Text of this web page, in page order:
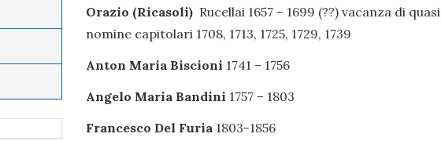
Orazio (Ricasoli)Rucellai 1657 – 1699 (??) vacanza di
nomine capitolari 1708, 1713, 1725, 1729, 1739
Anton Maria Biscioni 1741 – 1756
Angelo Maria Bandini 1757 – 1803
Francesco Del Furia1803-1856